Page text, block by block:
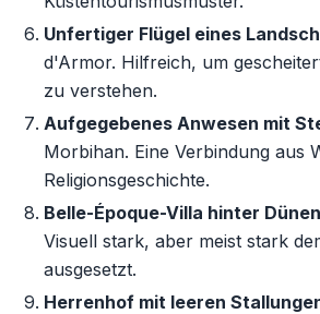
Unfertiger Flügel eines
d'Armor. Hilfreich, um
zu verstehen.
Aufgegebenes Anwesen mit
Morbihan. Eine Verbindung aus
Religionsgeschichte.
Belle-Époque-Villa hinter Dünen
Visuell stark, aber meist stark
ausgesetzt.
Herrenhof mit leeren